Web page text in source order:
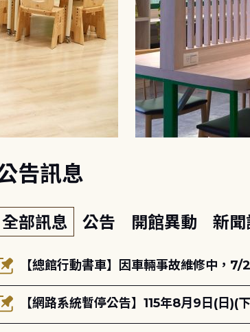
告訊息
全部訊息 公告 開館異動 新聞
【總館行動書車】因車輛事故維修中，
【網路系統暫停公告】115年8月9日(日)(